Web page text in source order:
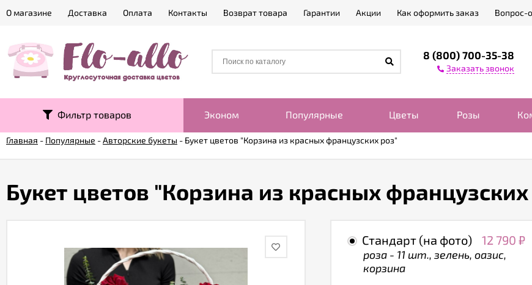
О магазине Доставка Оплата Контакты Возврат товара Гарантии Акции Как оформить заказ Вопрос-
8 (800) 700-35-38
Заказать звонок
Фильтр товаров Эконом Популярные Цветы Розы
Главная - Популярные -Авторские букеты - Букет цветов "Корзина из красных французских роз"
Букет цветов "Корзина из красных
Стандарт (на фото) 12 790 ₽
роза - 11 шт., зелень, оазис,
корзина